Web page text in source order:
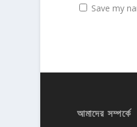
Save my
আমাদের সম্পর্কে